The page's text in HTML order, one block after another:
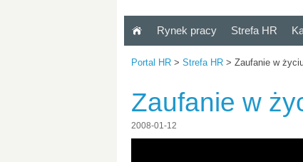
Rynek pracy Strefa HR
Portal HR > Strefa HR > Zaufanie w
Zaufanie w
2008-01-12